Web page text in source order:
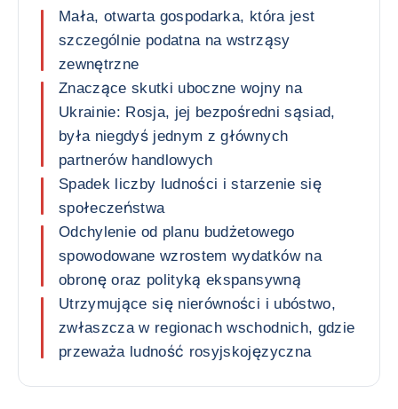
Mała, otwarta gospodarka, która jest
szczególnie podatna na wstrząsy
zewnętrzne
Znaczące skutki uboczne wojny na
Ukrainie: Rosja, jej bezpośredni sąsiad,
była niegdyś jednym z głównych
partnerów handlowych
Spadek liczby ludności i starzenie się
społeczeństwa
Odchylenie od planu budżetowego
spowodowane wzrostem wydatków na
obronę oraz polityką ekspansywną
Utrzymujące się nierówności i ubóstwo,
zwłaszcza w regionach wschodnich, gdzie
przeważa ludność rosyjskojęzyczna